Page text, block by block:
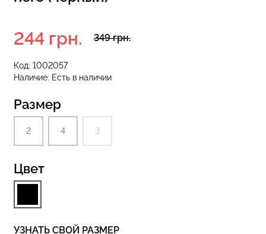
Код: 1002057
Наличие: Есть в наличии
349 грн.
244 грн.
Размер
2 4 3
Цвет
УЗНАТЬ СВОЙ РАЗМЕР
с
Giulia
Бесшовные стринги STRING